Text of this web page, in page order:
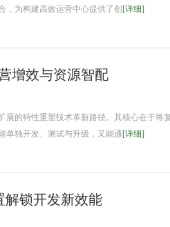
，为构建高效运营中心提供了创 [详细]
增效与资源智配
的特性重塑技术革新路径。其核心在于将
单独开发、测试与升级，又能通[详细]
解锁开发新效能